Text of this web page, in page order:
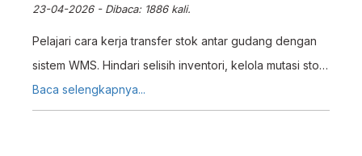
23-04-2026 - Dibaca: 1886 kali.
Pelajari cara kerja transfer stok antar gudang dengan
sistem WMS. Hindari selisih inventori, kelola mutasi stok
real-time, dan cetak surat pemindahan resmi.
Baca selengkapnya...